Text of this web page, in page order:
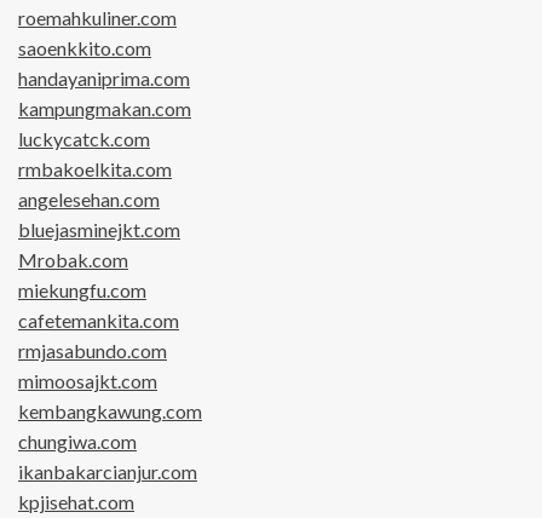
roemahkuliner.com
saoenkkito.com
handayaniprima.com
kampungmakan.com
luckycatck.com
rmbakoelkita.com
angelesehan.com
bluejasminejkt.com
Mrobak.com
miekungfu.com
cafetemankita.com
rmjasabundo.com
mimoosajkt.com
kembangkawung.com
chungiwa.com
ikanbakarcianjur.com
kpjisehat.com